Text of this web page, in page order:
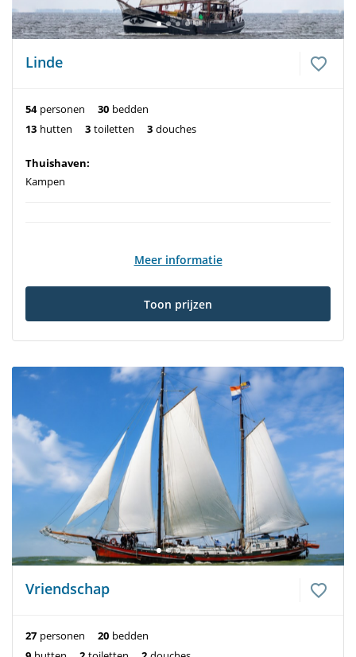
Linde
54 personen 30 bedden
13 hutten 3 toiletten 3 douches
Thuishaven:
Kampen
Meer informatie
Toon prijzen
Vriendschap
27 personen 20 bedden